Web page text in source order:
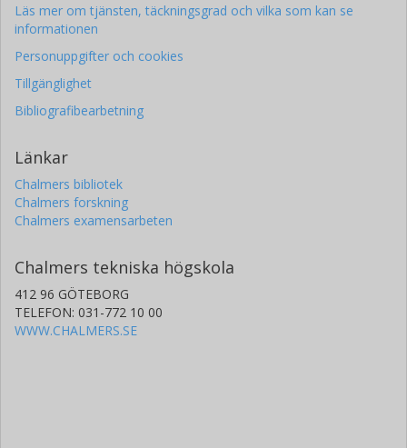
Läs mer om tjänsten, täckningsgrad och vilka som kan se
informationen
Personuppgifter och cookies
Tillgänglighet
Bibliografibearbetning
Länkar
Chalmers bibliotek
Chalmers forskning
Chalmers examensarbeten
Chalmers tekniska högskola
412 96 GÖTEBORG
TELEFON: 031-772 10 00
WWW.CHALMERS.SE